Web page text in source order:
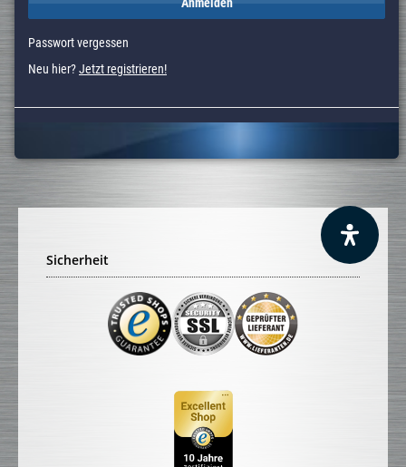
Passwort vergessen
Neu hier?Jetzt registrieren!
Sicherheit